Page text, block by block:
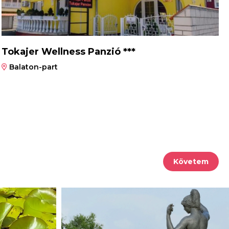
Tokajer Wellness Panzió ***
Balaton-part
Követem